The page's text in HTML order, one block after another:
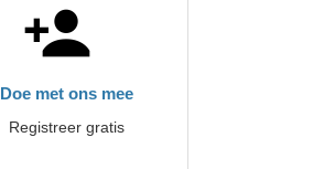
Doe met ons mee
Registreer gratis